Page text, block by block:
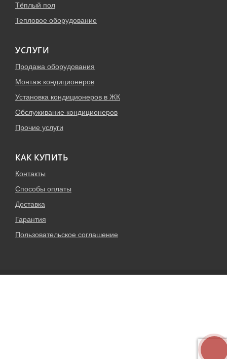
Тёплый пол
Тепловое оборудование
УСЛУГИ
Продажа оборудования
Монтаж кондиционеров
Установка кондиционеров в ЖК
Обслуживание кондиционеров
Прочие услуги
КАК КУПИТЬ
Контакты
Способы оплаты
Доставка
Гарантия
Пользовательское соглашение